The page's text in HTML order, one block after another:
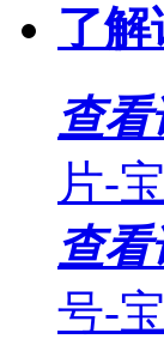
了解
查看
片-
查看
号-